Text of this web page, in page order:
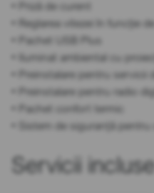
• Priză de curent
• Reglarea vitezei în funcție
• Pachet USB Plus
• Iluminat ambiental cu
• Preinstalare pentru servicii
• Preinstalare pentru radio
• Pachet confort termic
• Sistem de siguranță pentru
Servicii